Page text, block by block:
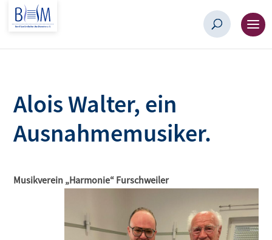
Alois Walter, ein
Ausnahmemusiker.
Musikverein „Harmonie“ Furschweiler